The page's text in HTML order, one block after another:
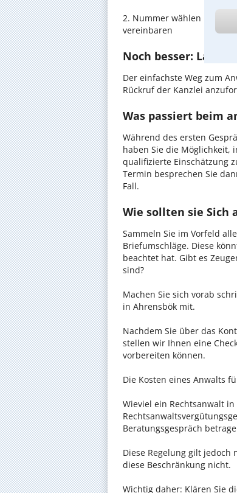
2. Nummer wählen und
vereinbaren
Noch besser:
Der einfachste Weg zum
Rückruf der Kanzlei
Was passiert beim
Während des ersten
haben Sie die Möglichkeit,
qualifizierte Einschätzung
Termin besprechen Sie
Fall.
Wie sollten sie Sich
Sammeln Sie im Vorfeld
Briefumschläge. Diese
beachtet hat. Gibt es
sind?
Machen Sie sich vorab
in Ahrensbök mit.
Nachdem Sie über das
stellen wir Ihnen eine
vorbereiten können.
Die Kosten eines Anwalts
Wieviel ein Rechtsanwalt
Beratungsgespräch
Diese Regelung gilt
diese Beschränkung nicht.
Wichtig daher: Klären Sie